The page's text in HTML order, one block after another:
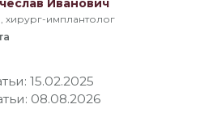
Иванович
хирург-имплантолог
15.02.2025
08.08.2026